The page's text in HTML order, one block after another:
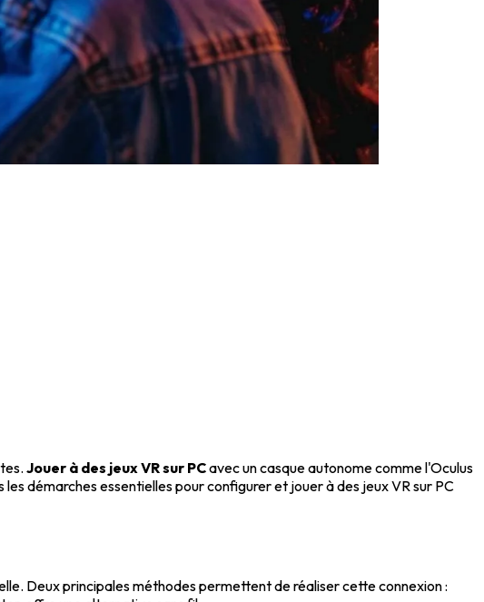
Jouer à des jeux VR sur PCavec un casque autonome comme l'Oculus
démarches essentielles pour configurer et jouer à des jeux VR sur PC
Deux principales méthodes permettent de réaliser cette connexion :